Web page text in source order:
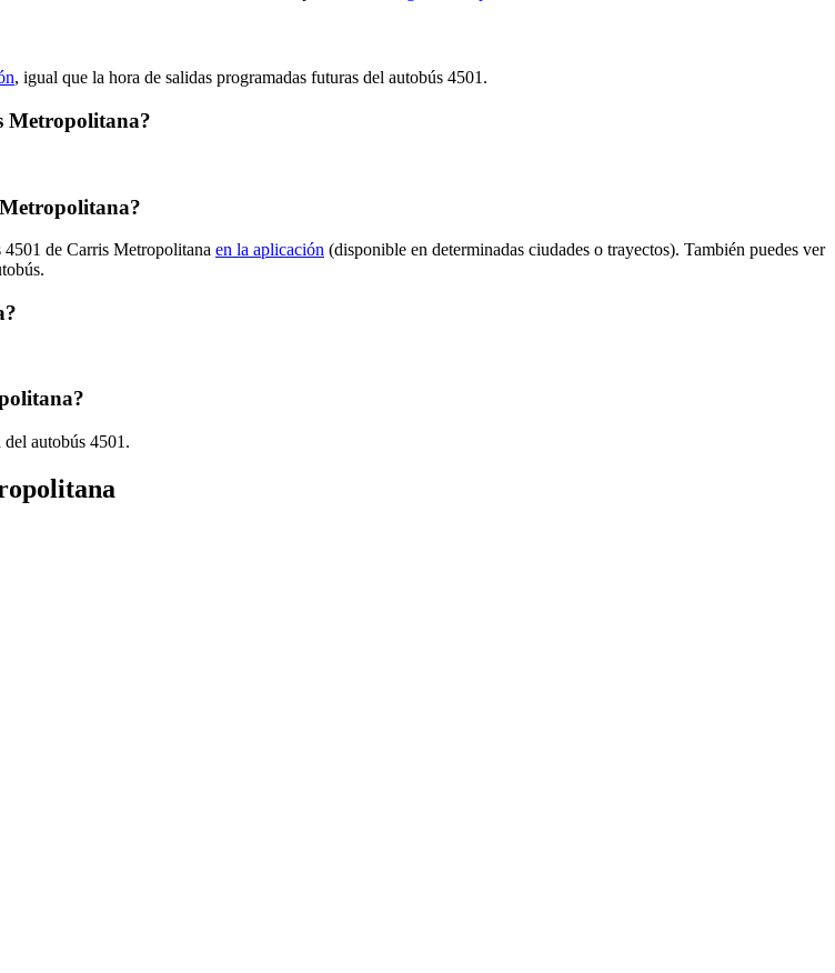
, igual que la hora de salidas programadas futuras del autobús 4501.
Metropolitana?
4501 de Carris Metropolitana en la aplicación (disponible en determinadas ciudades o trayectos). También puedes ver
autobús 4501.